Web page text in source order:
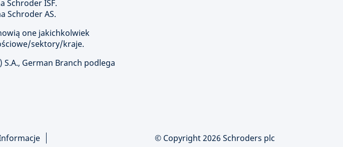
Schroder ISF.
Schroder AS.
one jakichkolwiek
sektory/kraje.
German Branch podlega
© Copyright 2026 Schroders plc